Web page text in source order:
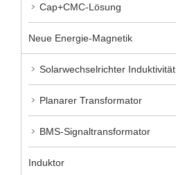
Cap+CMC-Lösung
Neue Energie-Magnetik
Solarwechselrichter Induktivität
Planarer Transformator
BMS-Signaltransformator
Induktor